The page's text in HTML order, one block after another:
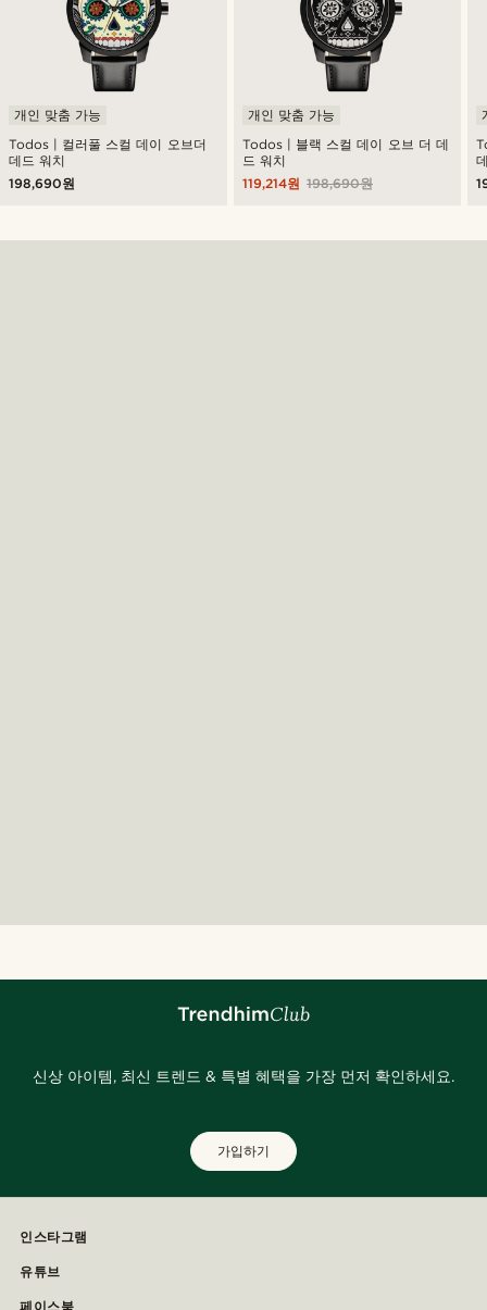
Todos | 컬러풀 스컬 데이 오브더
데드 워치
개인 맞춤 가능
198,690원
Todos | 블랙 스컬 데이 오브 더 데
드 워치
개인 맞춤 가능
198,690원
119,214원
신상 아이템, 최신 트렌드 & 특별 혜택을 가장 먼저 확인하세요.
가입하기
인스타그램
유튜브
페이스북